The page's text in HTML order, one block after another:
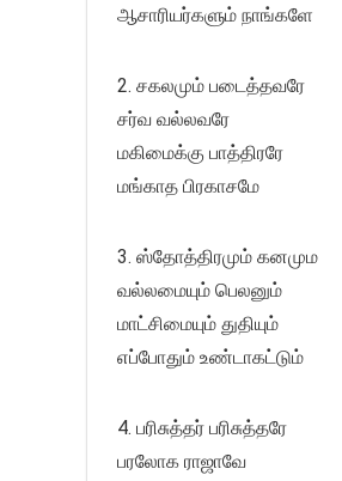
ஆசாரியர்களும் நாங்களே
2. சகலமும் படைத்தவரே
சர்வ வல்லவரே
மகிமைக்கு பாத்திரரே
மங்காத பிரகாசமே
3. ஸ்தோத்திரமும் கனமும
வல்லமையும் பெலனும்
மாட்சிமையும் துதியும்
எப்போதும் உண்டாகட்டும்
4. பரிசுத்தர் பரிசுத்தரே
பரலோக ராஜாவே